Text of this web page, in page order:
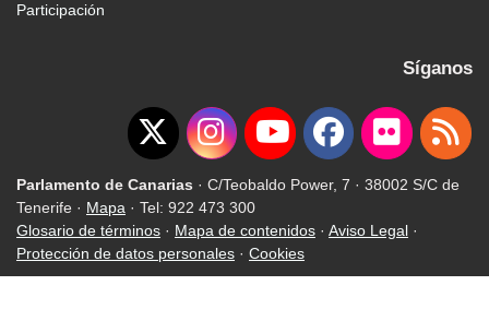
Participación
Síganos
Parlamento de Canarias · C/Teobaldo Power, 7 · 38002 S/C de
Tenerife · Mapa · Tel: 922 473 300
Glosario de términos · Mapa de contenidos · Aviso Legal ·
Protección de datos personales · Cookies